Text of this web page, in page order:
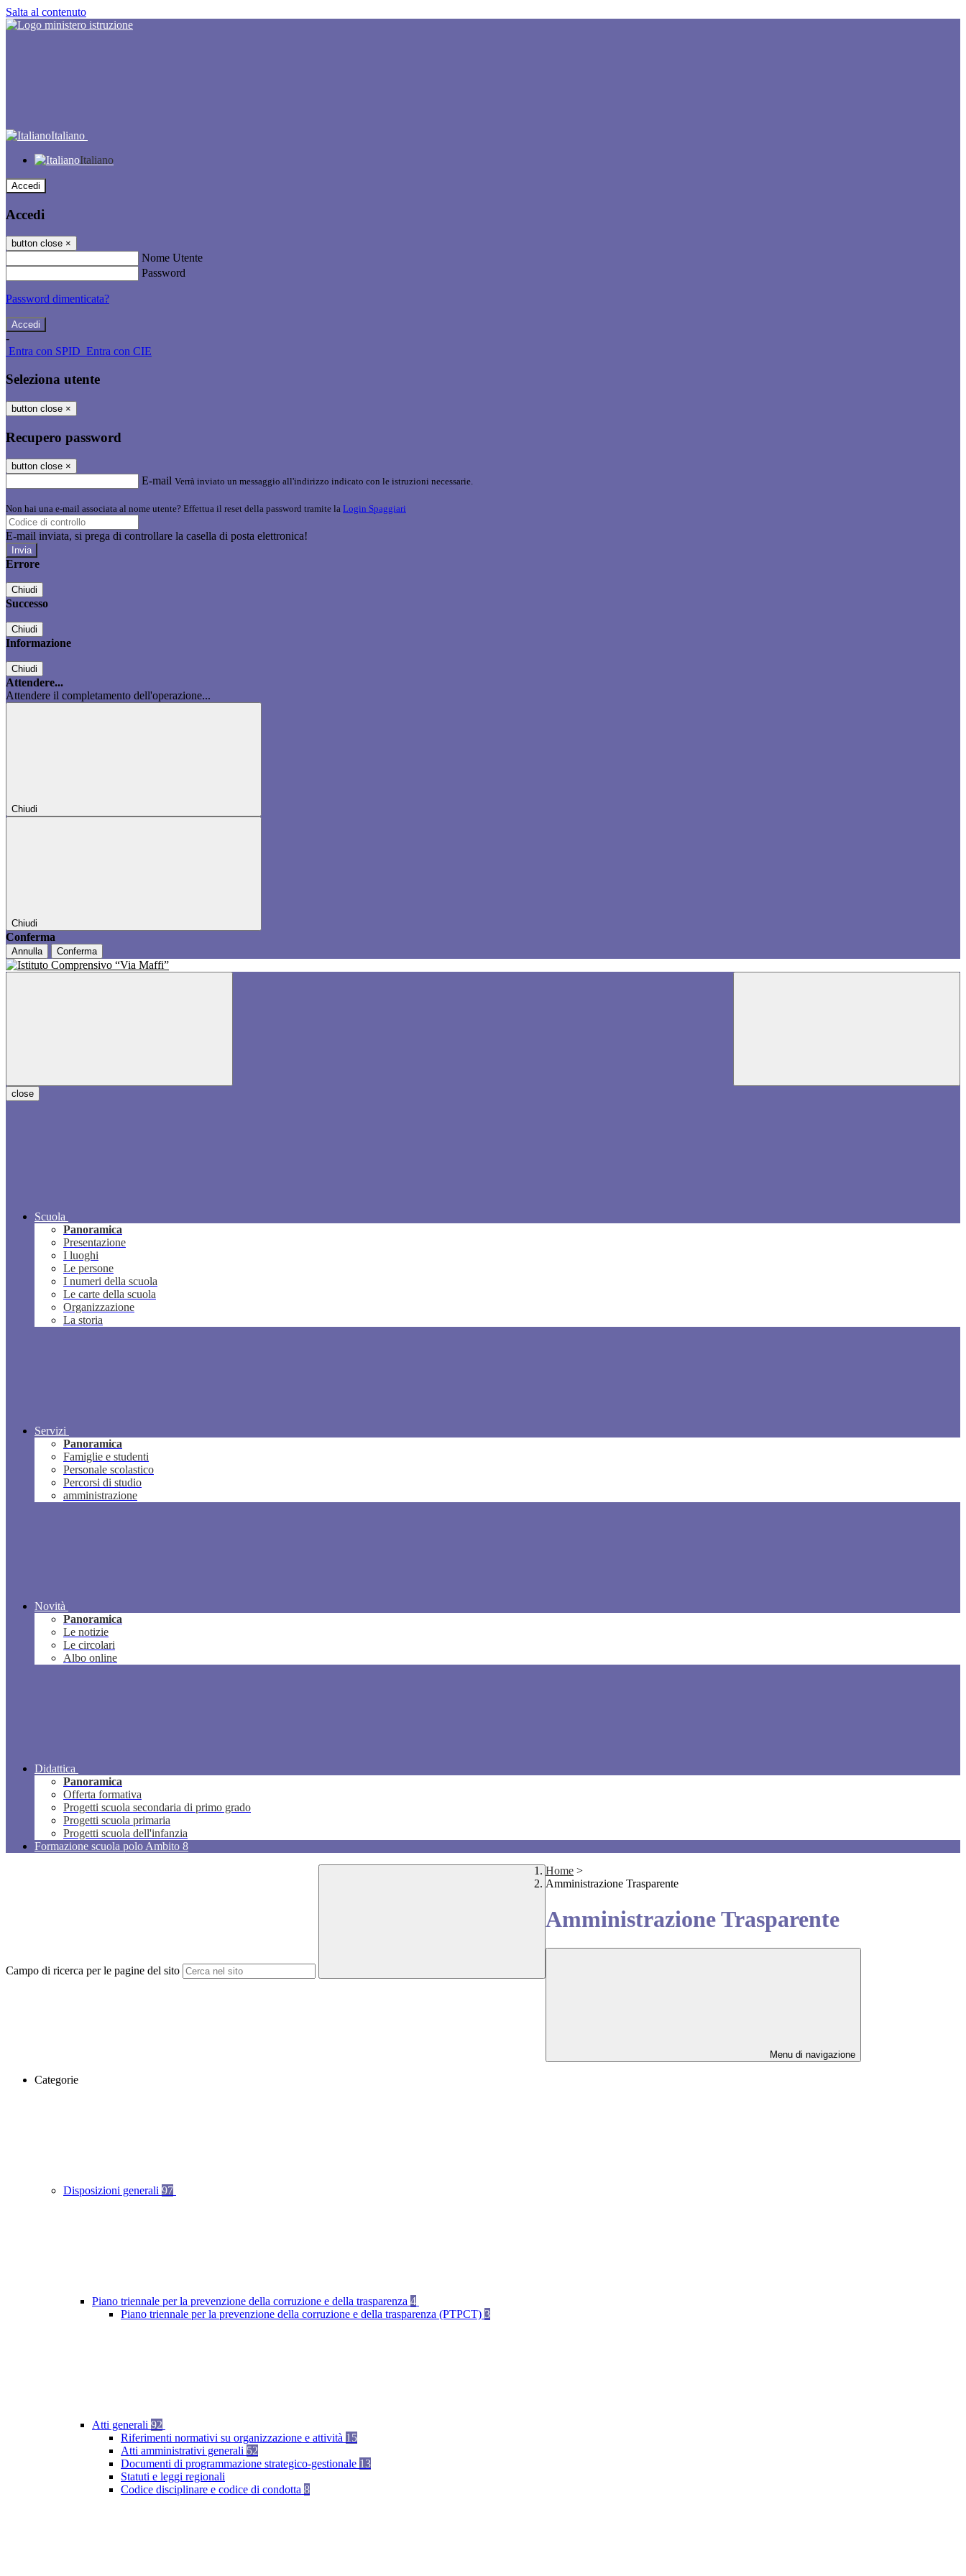
Salta al contenuto
Italiano
Italiano
Accedi
Accedi
button close ×
Nome Utente
Password
Password dimenticata?
-
Entra con SPID Entra con CIE
Seleziona utente
button close ×
Recupero password
button close ×
E-mail Verrà inviato un messaggio all'indirizzo indicato con le istruzioni necessarie.
Non hai una e-mail associata al nome utente? Effettua il reset della password tramite la Login Spaggiari
E-mail inviata, si prega di controllare la casella di posta elettronica!
Errore
Chiudi
Successo
Chiudi
Informazione
Chiudi
Attendere...
Attendere il completamento dell'operazione...
Chiudi
Chiudi
Conferma
Annulla Conferma
close
Scuola
Panoramica
Presentazione
I luoghi
Le persone
I numeri della scuola
Le carte della scuola
Organizzazione
La storia
Servizi
Panoramica
Famiglie e studenti
Personale scolastico
Percorsi di studio
amministrazione
Novità
Panoramica
Le notizie
Le circolari
Albo online
Didattica
Panoramica
Offerta formativa
Progetti scuola secondaria di primo grado
Progetti scuola primaria
Progetti scuola dell'infanzia
Formazione scuola polo Ambito 8
Campo di ricerca per le pagine del sito
Home >
Amministrazione Trasparente
Amministrazione Trasparente
Menu di navigazione
Categorie
Disposizioni generali 97
Piano triennale per la prevenzione della corruzione e della trasparenza 4
Piano triennale per la prevenzione della corruzione e della trasparenza (PTPCT) 3
Atti generali 92
Riferimenti normativi su organizzazione e attività 15
Atti amministrativi generali 52
Documenti di programmazione strategico-gestionale 13
Statuti e leggi regionali
Codice disciplinare e codice di condotta 8